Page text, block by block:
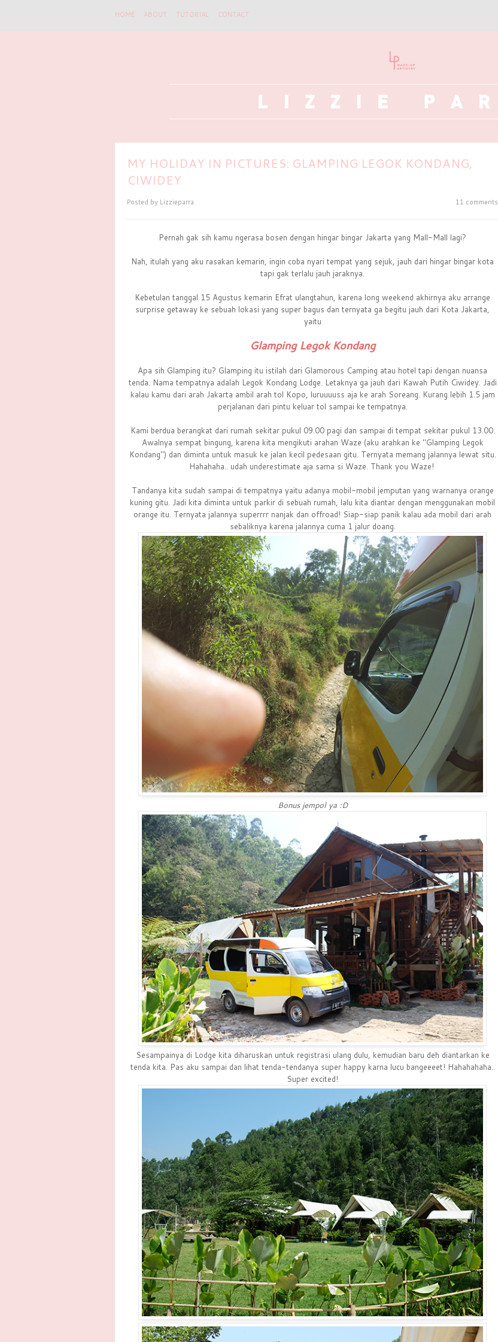
HOME ABOUT TUTORIAL CONTACT
MY HOLIDAY IN PICTURES: GLAMPING LEGOK KONDANG,
CIWIDEY
Posted by Lizzieparra 11 comments
Pernah gak sih kamu ngerasa bosen dengan hingar bingar Jakarta yang Mall-Mall lagi?
Nah, itulah yang aku rasakan kemarin, ingin coba nyari tempat yang sejuk, jauh dari hingar bingar kota
tapi gak terlalu jauh jaraknya.
Kebetulan tanggal 15 Agustus kemarin Efrat ulangtahun, karena long weekend akhirnya aku arrange
surprise getaway ke sebuah lokasi yang super bagus dan ternyata ga begitu jauh dari Kota Jakarta,
yaitu
Glamping Legok Kondang
Apa sih Glamping itu? Glamping itu istilah dari Glamorous Camping atau hotel tapi dengan nuansa
tenda. Nama tempatnya adalah Legok Kondang Lodge. Letaknya ga jauh dari Kawah Putih Ciwidey. Jadi
kalau kamu dari arah Jakarta ambil arah tol Kopo, luruuuuss aja ke arah Soreang. Kurang lebih 1.5 jam
perjalanan dari pintu keluar tol sampai ke tempatnya.
Kami berdua berangkat dari rumah sekitar pukul 09.00 pagi dan sampai di tempat sekitar pukul 13.00.
Awalnya sempat bingung, karena kita mengikuti arahan Waze (aku arahkan ke "Glamping Legok
Kondang") dan diminta untuk masuk ke jalan kecil pedesaan gitu. Ternyata memang jalannya lewat situ.
Hahahaha.. udah underestimate aja sama si Waze. Thank you Waze!
Tandanya kita sudah sampai di tempatnya yaitu adanya mobil-mobil jemputan yang warnanya orange
kuning gitu. Jadi kita diminta untuk parkir di sebuah rumah, lalu kita diantar dengan menggunakan mobil
orange itu. Ternyata jalannya superrrr nanjak dan offroad! Siap-siap panik kalau ada mobil dari arah
sebaliknya karena jalannya cuma 1 jalur doang.
Bonus jempol ya :D
Sesampainya di Lodge kita diharuskan untuk registrasi ulang dulu, kemudian baru deh diantarkan ke
tenda kita. Pas aku sampai dan lihat tenda-tendanya super happy karna lucu bangeeeet! Hahahahaha..
Super excited!